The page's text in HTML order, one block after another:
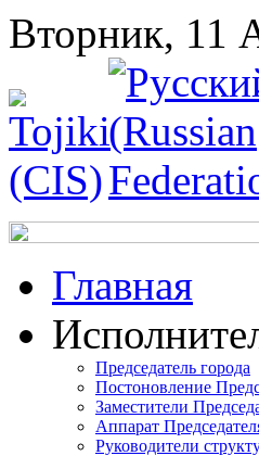
Вторник, 11
Главная
Председатель города
Постоновление
Заместители
Аппарат
Руководители